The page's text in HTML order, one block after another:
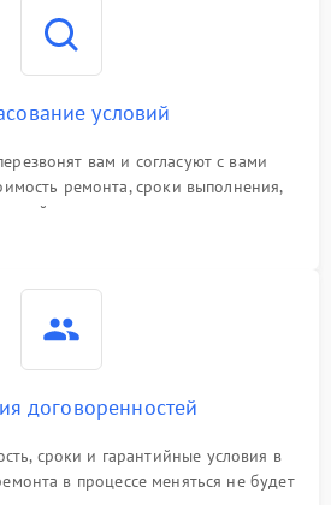
условий
вам и согласуют с вами
ремонта, сроки выполнения,
условия
договоренностей
сроки и гарантийные условия в
в процессе меняться не будет